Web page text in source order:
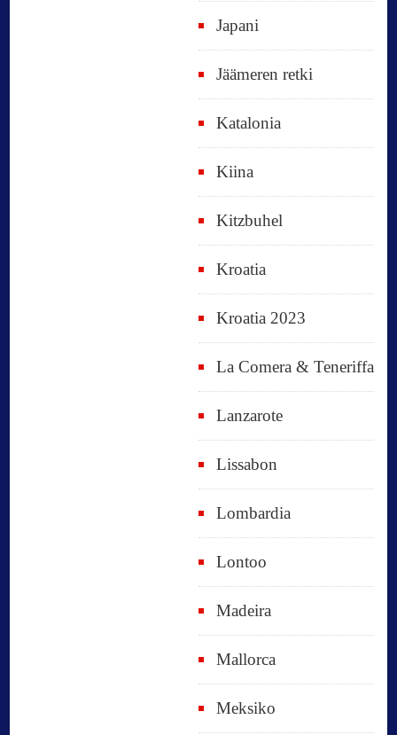
Japani
Jäämeren retki
Katalonia
Kiina
Kitzbuhel
Kroatia
Kroatia 2023
La Comera & Teneriffa
Lanzarote
Lissabon
Lombardia
Lontoo
Madeira
Mallorca
Meksiko